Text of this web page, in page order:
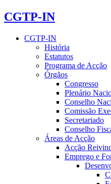
CGTP-IN
CGTP-IN
História
Estatutos
Programa de Acção
Órgãos
Congresso
Plenário
Conselho
Comissão
Secretariado
Conselho
Áreas de Acção
Acção
Emprego e